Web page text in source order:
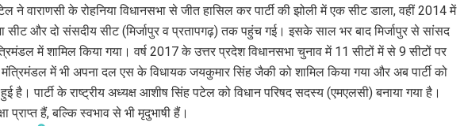
ने वाराणसी के रोहनिया विधानसभा से जीत हासिल कर पार्टी की झोली में एक सीट डाला, वहीं 2014 में
सीट और दो संसदीय सीट (मिर्जापुर व प्रतापगढ़) तक पहुंच गई। इसके साल भर बाद मिर्जापुर से सांसद
में शामिल किया गया। वर्ष 2017 के उत्तर प्रदेश विधानसभा चुनाव में 11 सीटों में से 9 सीटों पर
में भी अपना दल एस के विधायक जयकुमार सिंह जैकी को शामिल किया गया और अब पार्टी को
पार्टी के राष्ट्रीय अध्यक्ष आशीष सिंह पटेल को विधान परिषद सदस्य (एमएलसी) बनाया गया है।
हैं, बल्कि स्वभाव से भी मृदुभाषी हैं।